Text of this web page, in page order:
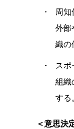
周知
外部
織の
スポ
組織
する。
＜意思決